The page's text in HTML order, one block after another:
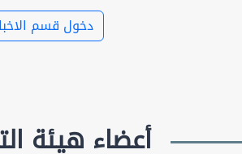
دخول قسم
أعضاء هيئة